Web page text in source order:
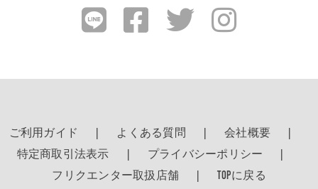
ご利用ガイド よくある質問
会社概要
特定商取引法表示
プライバシーポリシー
フリクエンター取扱店舗
TOPに戻る